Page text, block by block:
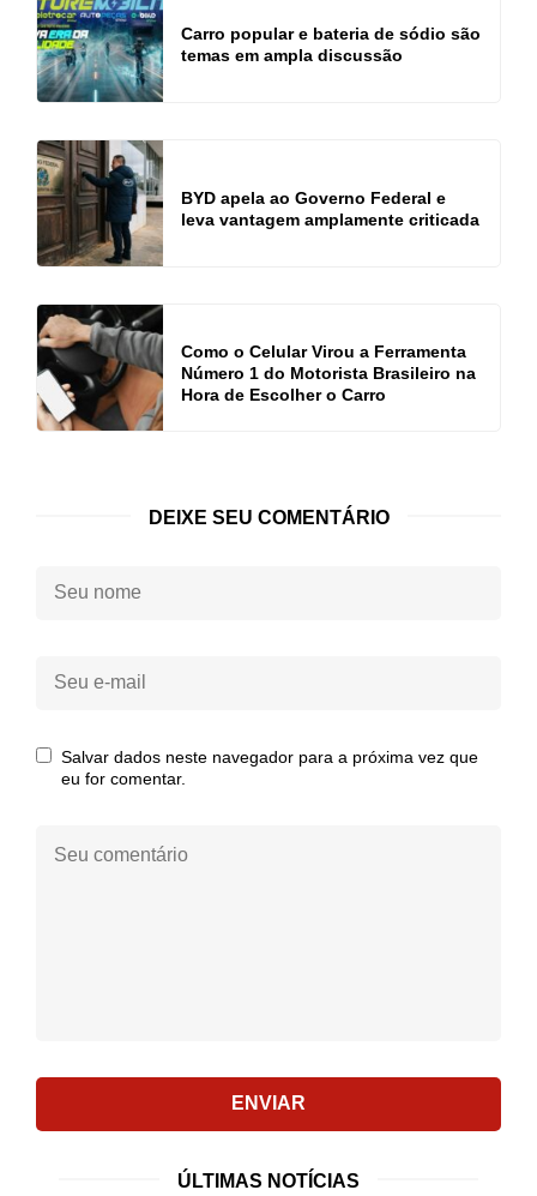
Carro popular e bateria de sódio são
temas em ampla discussão
BYD apela ao Governo Federal e
leva vantagem amplamente criticada
Como o Celular Virou a Ferramenta
Número 1 do Motorista Brasileiro na
Hora de Escolher o Carro
DEIXE SEU COMENTÁRIO
Seu
Seu
Salvar dados neste navegador para a próxima vez que
eu for comentar.
comentário:
ENVIAR
ÚLTIMAS NOTÍCIAS